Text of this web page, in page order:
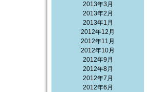
2013年3月
2013年2月
2013年1月
2012年12月
2012年11月
2012年10月
2012年9月
2012年8月
2012年7月
2012年6月